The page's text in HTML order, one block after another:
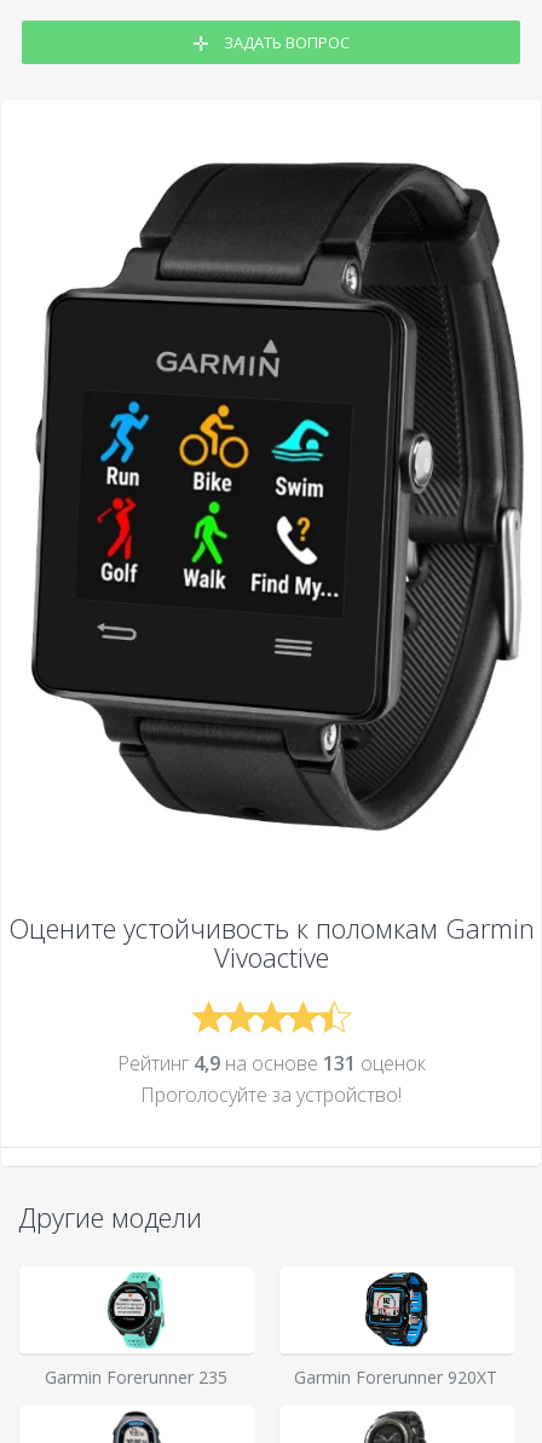
ЗАДАТЬ ВОПРОС
Оцените устойчивость к поломкам Garmin
Vivoactive
Рейтинг 4,9на основе 131 оценок
Проголосуйте за устройcтво!
Другие модели
Garmin Forerunner 235 Garmin Forerunner 920XT